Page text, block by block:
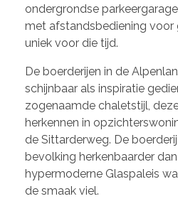
ondergrondse
met afstandsbediening voor
uniek voor die tijd.
De boerderijen in de
schijnbaar als inspiratie
zogenaamde chaletstijl,
herkennen in
de Sittarderweg. De
bevolking herkenbaarder
hypermoderne Glaspaleis
de smaak viel.